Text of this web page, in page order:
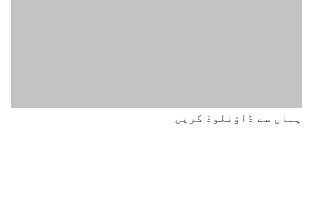
یہاں سے ڈاؤنلوڈ کریں